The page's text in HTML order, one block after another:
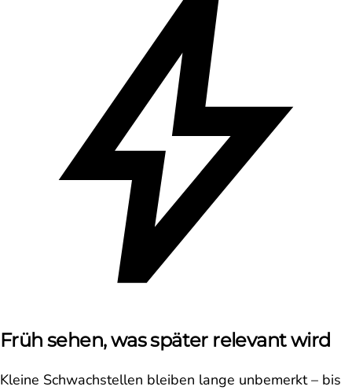
Früh sehen, was später relevant wird
Kleine Schwachstellen bleiben lange unbemerkt – bis